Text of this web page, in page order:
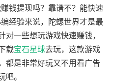
钱提现吗？靠谱不？能快速
经验来说，陀螺世界才是最
一些想玩游戏快速赚钱，
载宝石星球去玩，这款游戏
都是非常好玩又不用看广告
。